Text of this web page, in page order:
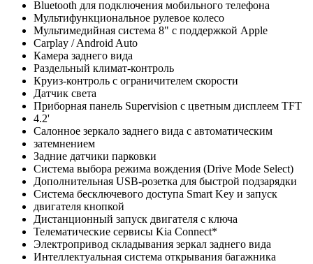
Bluetooth для подключения мобильного телефона
Мультифункциональное рулевое колесо
Мультимедийная система 8" с поддержкой Apple
Carplay / Android Auto
Камера заднего вида
Раздельный климат-контроль
Круиз-контроль с ограничителем скорости
Датчик света
Приборная панель Supervision c цветным дисплеем TFT
4.2'
Салонное зеркало заднего вида с автоматическим
затемнением
Задние датчики парковки
Система выбора режима вождения (Drive Mode Select)
Дополнительная USB-розетка для быстрой подзарядки
Система бесключевого доступа Smart Key и запуск
двигателя кнопкой
Дистанционный запуск двигателя с ключа
Телематические сервисы Kia Connect*
Электропривод складывания зеркал заднего вида
Интеллектуальная система открывания багажника